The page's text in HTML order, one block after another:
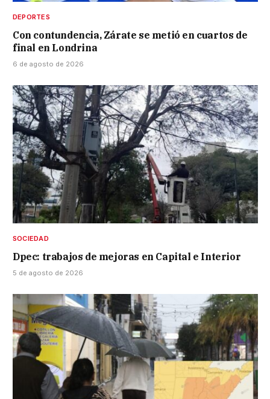
DEPORTES
Con contundencia, Zárate se metió en cuartos de
final en Londrina
6 de agosto de 2026
SOCIEDAD
Dpec: trabajos de mejoras en Capital e Interior
5 de agosto de 2026